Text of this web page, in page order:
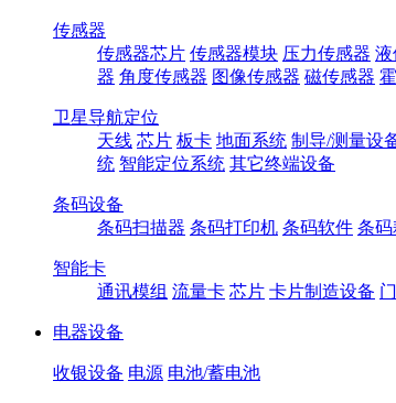
传感器
传感器芯片 传感器模块 压力传感器 液
器 角度传感器 图像传感器 磁传感器
卫星导航定位
天线 芯片 板卡 地面系统 制导/测量设
统 智能定位系统 其它终端设备
条码设备
条码扫描器 条码打印机 条码软件 条
智能卡
通讯模组 流量卡 芯片 卡片制造设备
电器设备
收银设备 电源 电池/蓄电池